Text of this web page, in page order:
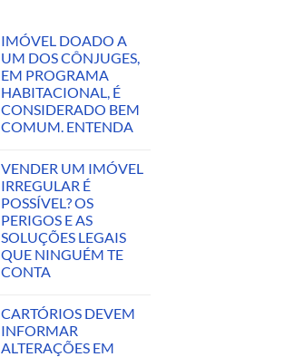
IMÓVEL DOADO A
UM DOS CÔNJUGES,
EM PROGRAMA
HABITACIONAL, É
CONSIDERADO BEM
COMUM. ENTENDA
VENDER UM IMÓVEL
IRREGULAR É
POSSÍVEL? OS
PERIGOS E AS
SOLUÇÕES LEGAIS
QUE NINGUÉM TE
CONTA
CARTÓRIOS DEVEM
INFORMAR
ALTERAÇÕES EM